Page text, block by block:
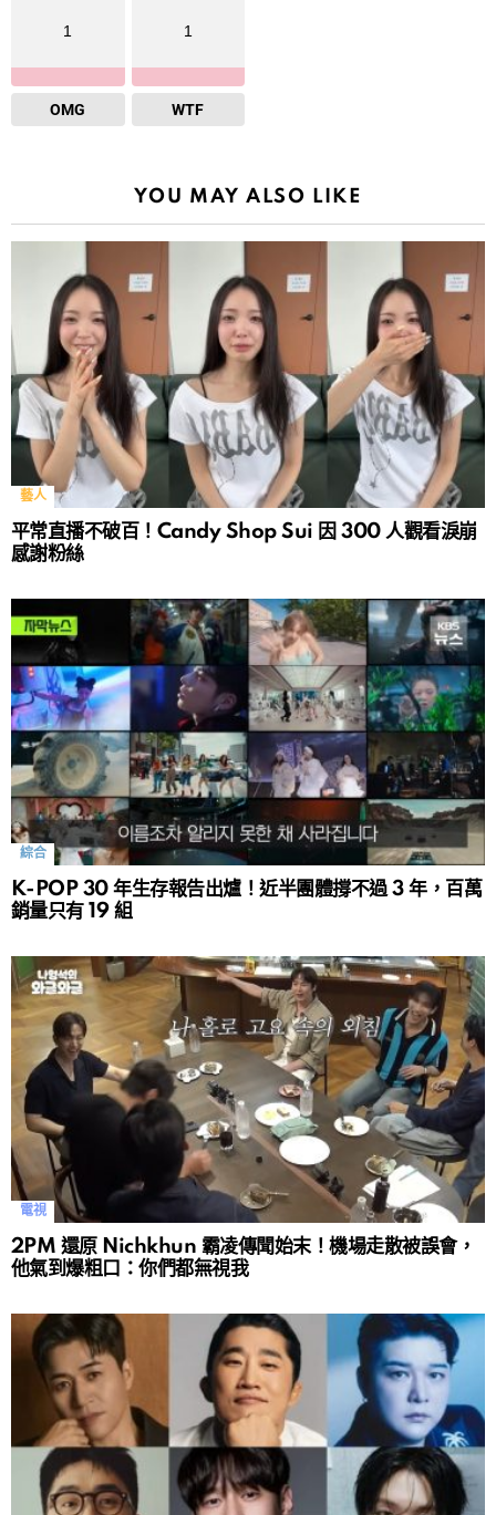
1
OMG
1
WTF
YOU MAY ALSO LIKE
藝人
平常直播不破百！Candy Shop Sui 因 300 人觀看淚崩
感謝粉絲
綜合
K-POP 30 年生存報告出爐！近半團體撐不過 3 年，百萬
銷量只有 19 組
電視
2PM 還原 Nichkhun 霸凌傳聞始末！機場走散被誤會，
他氣到爆粗口：你們都無視我